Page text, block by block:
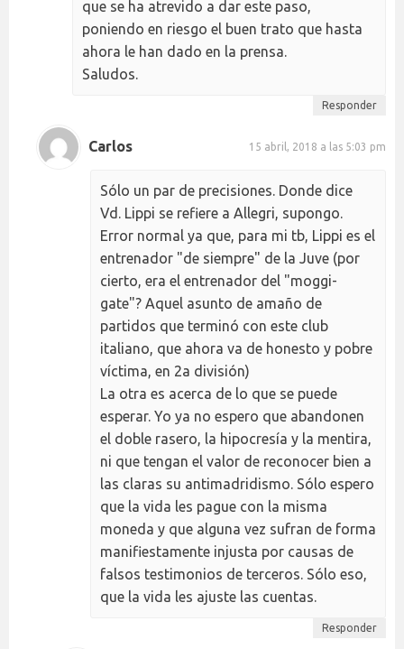
que se ha atrevido a dar este paso,
poniendo en riesgo el buen trato que hasta
ahora le han dado en la prensa.
Saludos.
Responder
Carlos 15 abril, 2018 a las 5:03 pm
Sólo un par de precisiones. Donde dice
Vd. Lippi se refiere a Allegri, supongo.
Error normal ya que, para mi tb, Lippi es el
entrenador "de siempre" de la Juve (por
cierto, era el entrenador del "moggi-
gate"? Aquel asunto de amaño de
partidos que terminó con este club
italiano, que ahora va de honesto y pobre
víctima, en 2a división)
La otra es acerca de lo que se puede
esperar. Yo ya no espero que abandonen
el doble rasero, la hipocresía y la mentira,
ni que tengan el valor de reconocer bien a
las claras su antimadridismo. Sólo espero
que la vida les pague con la misma
moneda y que alguna vez sufran de forma
manifiestamente injusta por causas de
falsos testimonios de terceros. Sólo eso,
que la vida les ajuste las cuentas.
Responder